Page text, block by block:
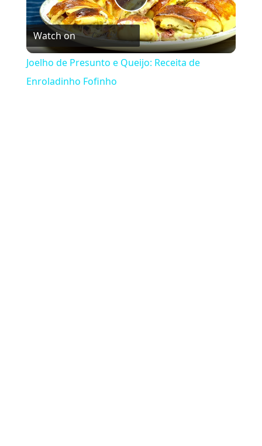
Play Video
Watch on
Joelho de Presunto e Queijo: Receita de
Enroladinho Fofinho